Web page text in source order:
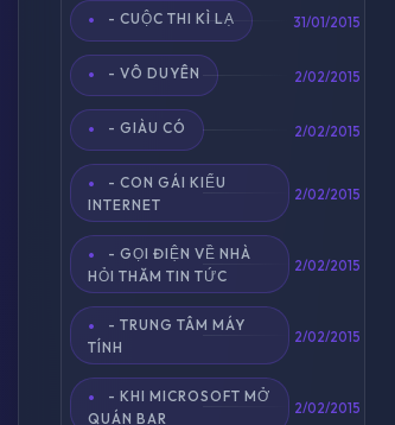
- CUỘC THI KÌ LẠ 31/01/2015
- VÔ DUYÊN 2/02/2015
- GIÀU CÓ 2/02/2015
- CON GÁI KIỂU
INTERNET
2/02/2015
- GỌI ĐIỆN VỀ NHÀ
HỎI THĂM TIN TỨC
2/02/2015
- TRUNG TÂM MÁY
TÍNH
2/02/2015
- KHI MICROSOFT MỞ
QUÁN BAR
2/02/2015